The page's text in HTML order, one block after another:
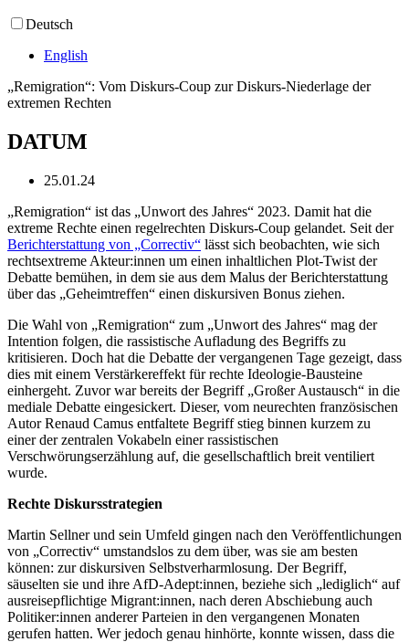
Deutsch
English
„Remigration“: Vom Diskurs-Coup zur Diskurs-Niederlage der
extremen Rechten
DATUM
25.01.24
„Remigration“ ist das „Unwort des Jahres“ 2023. Damit hat die
extreme Rechte einen regelrechten Diskurs-Coup gelandet. Seit der
Berichterstattung von „Correctiv“ lässt sich beobachten, wie sich
rechtsextreme Akteur:innen um einen inhaltlichen Plot-Twist der
Debatte bemühen, in dem sie aus dem Malus der Berichterstattung
über das „Geheimtreffen“ einen diskursiven Bonus ziehen.
Die Wahl von „Remigration“ zum „Unwort des Jahres“ mag der
Intention folgen, die rassistische Aufladung des Begriffs zu
kritisieren. Doch hat die Debatte der vergangenen Tage gezeigt, dass
dies mit einem Verstärkereffekt für rechte Ideologie-Bausteine
einhergeht. Zuvor war bereits der Begriff „Großer Austausch“ in die
mediale Debatte eingesickert. Dieser, vom neurechten französischen
Autor Renaud Camus entfaltete Begriff stieg binnen kurzem zu
einer der zentralen Vokabeln einer rassistischen
Verschwörungserzählung auf, die gesellschaftlich breit ventiliert
wurde.
Rechte Diskursstrategien
Martin Sellner und sein Umfeld gingen nach den Veröffentlichungen
von „Correctiv“ umstandslos zu dem über, was sie am besten
können: zur diskursiven Selbstverharmlosung. Der Begriff,
säuselten sie und ihre AfD-Adept:innen, beziehe sich „lediglich“ auf
ausreisepflichtige Migrant:innen, nach deren Abschiebung auch
Politiker:innen anderer Parteien in den vergangenen Monaten
gerufen hatten. Wer jedoch genau hinhörte, konnte wissen, dass die